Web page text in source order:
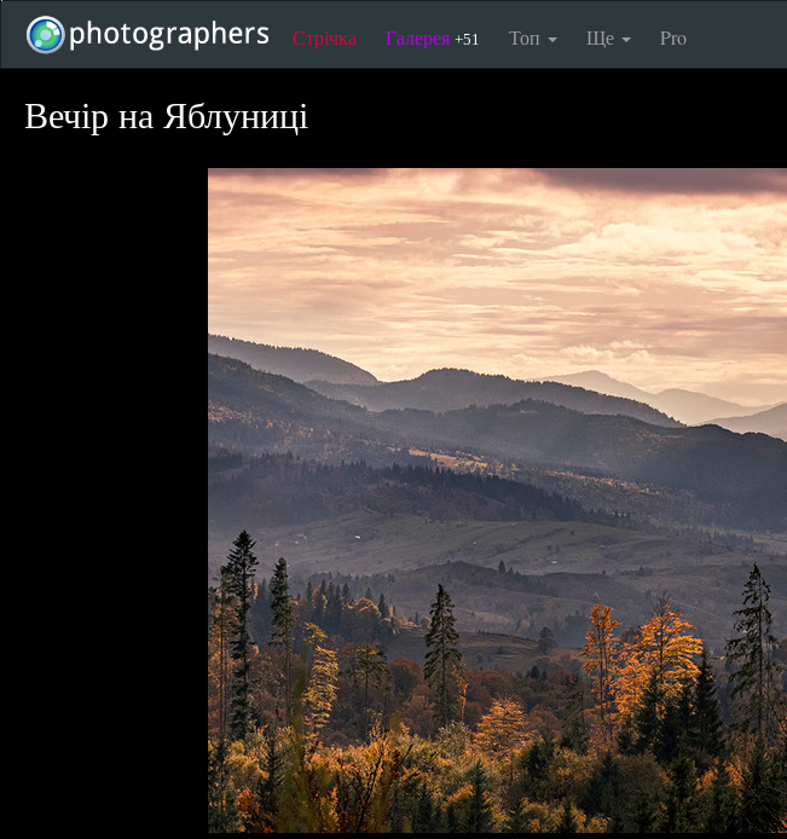
Стрічка Галерея +51 Топ Ще Pro
Вечір на Яблуниці